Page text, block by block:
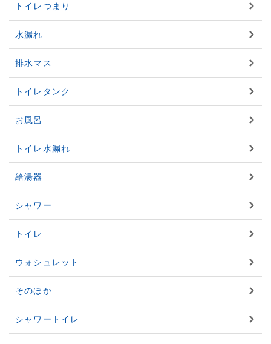
トイレつまり
水漏れ
排水マス
トイレタンク
お風呂
トイレ水漏れ
給湯器
シャワー
トイレ
ウォシュレット
そのほか
シャワートイレ